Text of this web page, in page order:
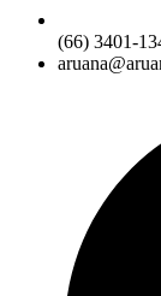
(66) 3401-